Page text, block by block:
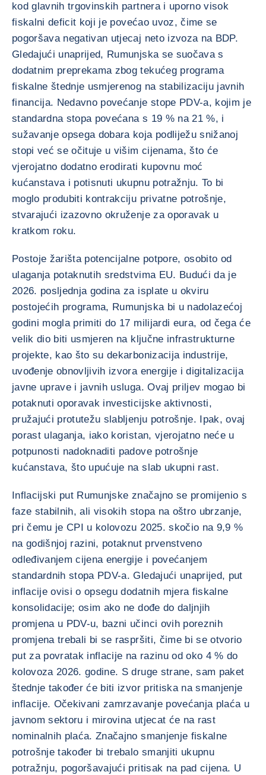
kod glavnih trgovinskih partnera i uporno visok
fiskalni deficit koji je povećao uvoz, čime se
pogoršava negativan utjecaj neto izvoza na BDP.
Gledajući unaprijed, Rumunjska se suočava s
dodatnim preprekama zbog tekućeg programa
fiskalne štednje usmjerenog na stabilizaciju javnih
financija. Nedavno povećanje stope PDV-a, kojim je
standardna stopa povećana s 19 % na 21 %, i
sužavanje opsega dobara koja podliježu snižanoj
stopi već se očituje u višim cijenama, što će
vjerojatno dodatno erodirati kupovnu moć
kućanstava i potisnuti ukupnu potražnju. To bi
moglo produbiti kontrakciju privatne potrošnje,
stvarajući izazovno okruženje za oporavak u
kratkom roku.
Postoje žarišta potencijalne potpore, osobito od
ulaganja potaknutih sredstvima EU. Budući da je
2026. posljednja godina za isplate u okviru
postojećih programa, Rumunjska bi u nadolazećoj
godini mogla primiti do 17 milijardi eura, od čega će
velik dio biti usmjeren na ključne infrastrukturne
projekte, kao što su dekarbonizacija industrije,
uvođenje obnovljivih izvora energije i digitalizacija
javne uprave i javnih usluga. Ovaj priljev mogao bi
potaknuti oporavak investicijske aktivnosti,
pružajući protutežu slabljenju potrošnje. Ipak, ovaj
porast ulaganja, iako koristan, vjerojatno neće u
potpunosti nadoknaditi padove potrošnje
kućanstava, što upućuje na slab ukupni rast.
Inflacijski put Rumunjske značajno se promijenio s
faze stabilnih, ali visokih stopa na oštro ubrzanje,
pri čemu je CPI u kolovozu 2025. skočio na 9,9 %
na godišnjoj razini, potaknut prvenstveno
odleđivanjem cijena energije i povećanjem
standardnih stopa PDV-a. Gledajući unaprijed, put
inflacije ovisi o opsegu dodatnih mjera fiskalne
konsolidacije; osim ako ne dođe do daljnjih
promjena u PDV-u, bazni učinci ovih poreznih
promjena trebali bi se raspršiti, čime bi se otvorio
put za povratak inflacije na razinu od oko 4 % do
kolovoza 2026. godine. S druge strane, sam paket
štednje također će biti izvor pritiska na smanjenje
inflacije. Očekivani zamrzavanje povećanja plaća u
javnom sektoru i mirovina utjecat će na rast
nominalnih plaća. Značajno smanjenje fiskalne
potrošnje također bi trebalo smanjiti ukupnu
potražnju, pogoršavajući pritisak na pad cijena. U